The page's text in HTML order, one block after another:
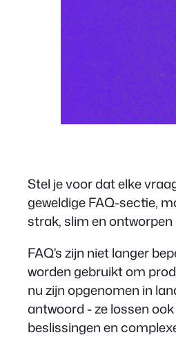
Stel je voor dat elke
geweldige FAQ-sectie,
strak, slim en
FAQ's zijn niet langer
worden gebruikt om
nu zijn opgenomen in
antwoord - ze lossen
beslissingen en